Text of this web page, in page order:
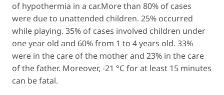
of hypothermia in a car.More than 80% of cases
were due to unattended children. 25% occurred
while playing. 35% of cases involved children under
one year old and 60% from 1 to 4 years old. 33%
were in the care of the mother and 23% in the care
of the father. Moreover, -21 °C for at least 15 minutes
can be fatal.